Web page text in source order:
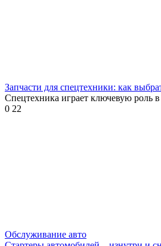
Запчасти для спецтехники: как
Спецтехника играет ключевую роль
0 22
Обслуживание авто